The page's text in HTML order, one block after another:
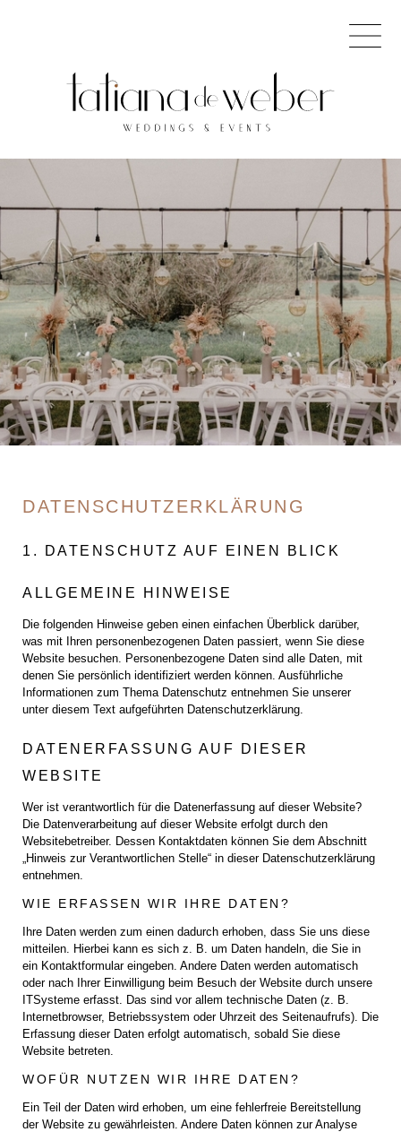
DATENSCHUTZERKLÄRUNG
1. DATENSCHUTZ AUF EINEN BLICK
ALLGEMEINE HINWEISE
Die folgenden Hinweise geben einen einfachen Überblick darüber,
was mit Ihren personenbezogenen Daten passiert, wenn Sie diese
Website besuchen. Personenbezogene Daten sind alle Daten, mit
denen Sie persönlich identifiziert werden können. Ausführliche
Informationen zum Thema Datenschutz entnehmen Sie unserer
unter diesem Text aufgeführten Datenschutzerklärung.
DATENERFASSUNG AUF DIESER
WEBSITE
Wer ist verantwortlich für die Datenerfassung auf dieser Website?
Die Datenverarbeitung auf dieser Website erfolgt durch den
Websitebetreiber. Dessen Kontaktdaten können Sie dem Abschnitt
„Hinweis zur Verantwortlichen Stelle“ in dieser Datenschutzerklärung
entnehmen.
WIE ERFASSEN WIR IHRE DATEN?
Ihre Daten werden zum einen dadurch erhoben, dass Sie uns diese
mitteilen. Hierbei kann es sich z. B. um Daten handeln, die Sie in
ein Kontaktformular eingeben. Andere Daten werden automatisch
oder nach Ihrer Einwilligung beim Besuch der Website durch unsere
ITSysteme erfasst. Das sind vor allem technische Daten (z. B.
Internetbrowser, Betriebssystem oder Uhrzeit des Seitenaufrufs). Die
Erfassung dieser Daten erfolgt automatisch, sobald Sie diese
Website betreten.
WOFÜR NUTZEN WIR IHRE DATEN?
Ein Teil der Daten wird erhoben, um eine fehlerfreie Bereitstellung
der Website zu gewährleisten. Andere Daten können zur Analyse